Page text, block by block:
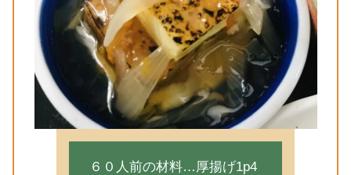
６０人前の材料…厚揚げ1p4